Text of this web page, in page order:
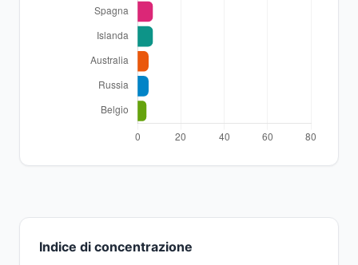
Indice di concentrazione